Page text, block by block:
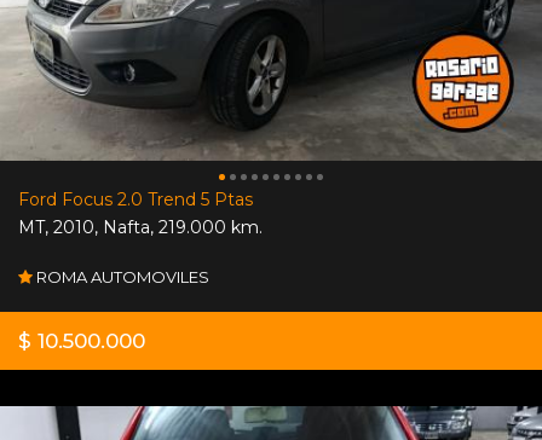
Ford Focus 2.0 Trend 5 Ptas
MT, 2010, Nafta, 219.000 km.
ROMA AUTOMOVILES
$ 10.500.000